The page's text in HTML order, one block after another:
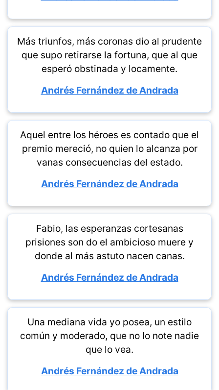
Más triunfos, más coronas dio al prudente
que supo retirarse la fortuna, que al que
esperó obstinada y locamente.
Andrés Fernández de Andrada
Aquel entre los héroes es contado que el
premio mereció, no quien lo alcanza por
vanas consecuencias del estado.
Andrés Fernández de Andrada
Fabio, las esperanzas cortesanas
prisiones son do el ambicioso muere y
donde al más astuto nacen canas.
Andrés Fernández de Andrada
Una mediana vida yo posea, un estilo
común y moderado, que no lo note nadie
que lo vea.
Andrés Fernández de Andrada